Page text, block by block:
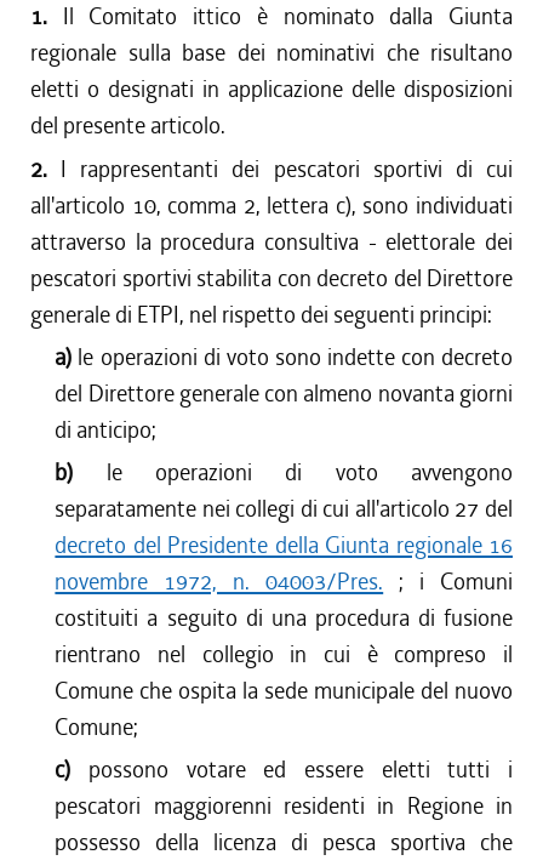
1. Il Comitato ittico è nominato dalla Giunta
regionale sulla base dei nominativi che risultano
eletti o designati in applicazione delle disposizioni
del presente articolo.
2. I rappresentanti dei pescatori sportivi di cui
all'articolo 10, comma 2, lettera c), sono individuati
attraverso la procedura consultiva - elettorale dei
pescatori sportivi stabilita con decreto del Direttore
generale di ETPI, nel rispetto dei seguenti principi:
a) le operazioni di voto sono indette con decreto
del Direttore generale con almeno novanta giorni
di anticipo;
b) le operazioni di voto avvengono
separatamente nei collegi di cui all'articolo 27 del
decreto del Presidente della Giunta regionale 16
novembre 1972, n. 04003/Pres. ; i Comuni
costituiti a seguito di una procedura di fusione
rientrano nel collegio in cui è compreso il
Comune che ospita la sede municipale del nuovo
Comune;
c) possono votare ed essere eletti tutti i
pescatori maggiorenni residenti in Regione in
possesso della licenza di pesca sportiva che